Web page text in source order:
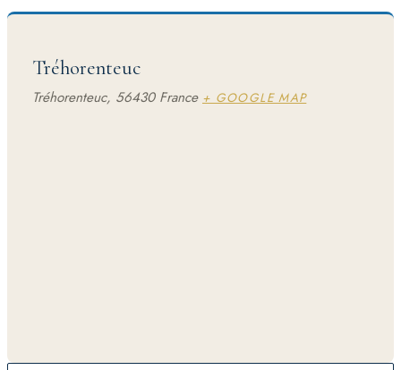
Tréhorenteuc
Tréhorenteuc, 56430 France + GOOGLE MAP